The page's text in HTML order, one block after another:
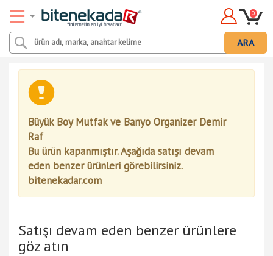
ARA
0
Büyük Boy Mutfak ve Banyo Organizer Demir
Raf
Bu ürün kapanmıştır. Aşağıda satışı devam
eden benzer ürünleri görebilirsiniz.
bitenekadar.com
Satışı devam eden benzer ürünlere
göz atın